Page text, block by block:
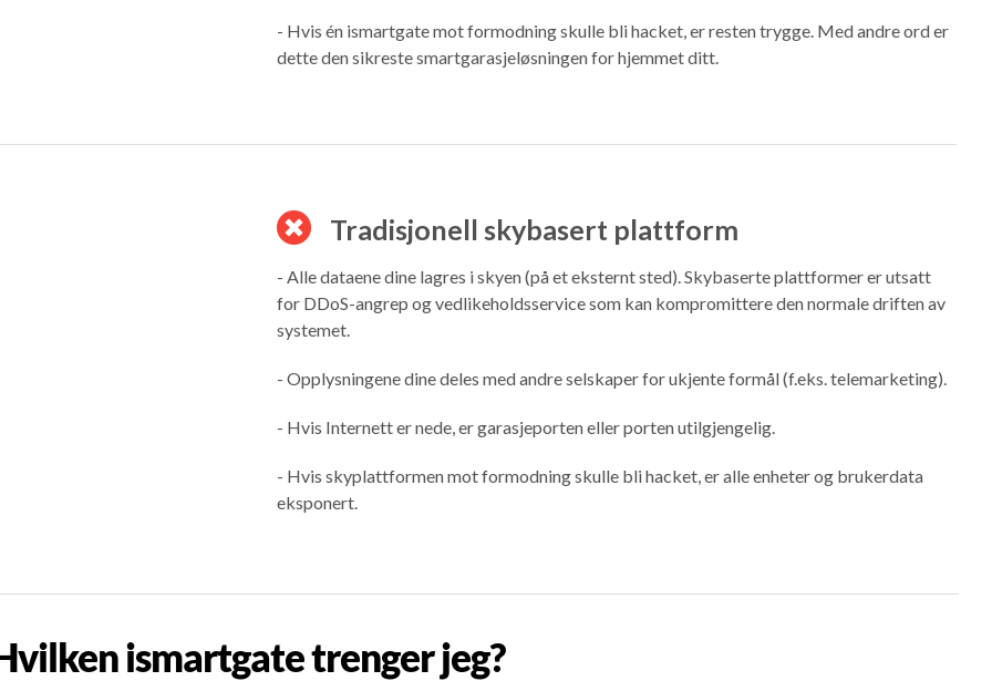
- Hvis én ismartgate mot formodning skulle bli hacket, er resten trygge. Med andre ord er
dette den sikreste smartgarasjeløsningen for hjemmet ditt.
Tradisjonell skybasert plattform
- Alle dataene dine lagres i skyen (på et eksternt sted). Skybaserte plattformer er utsatt
for DDoS-angrep og vedlikeholdsservice som kan kompromittere den normale driften av
systemet.
- Opplysningene dine deles med andre selskaper for ukjente formål (f.eks. telemarketing).
- Hvis Internett er nede, er garasjeporten eller porten utilgjengelig.
- Hvis skyplattformen mot formodning skulle bli hacket, er alle enheter og brukerdata
eksponert.
ismartgate trenger jeg?